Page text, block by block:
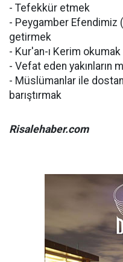
- Tefekkür etmek
- Peygamber Efendimiz
getirmek
- Kur'an-ı Kerim
- Vefat eden yakınların
- Müslümanlar ile
barıştırmak
Risalehaber.com